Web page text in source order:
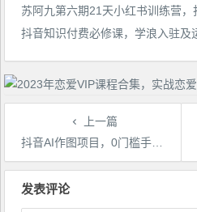
上一篇
抖音AI作图项目，0门槛手机软件一键生成原创图文，每天半小时，日入500+稳定长期（揭秘）
文
发表评论